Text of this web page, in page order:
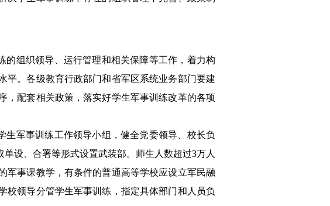
组织领导、运行管理和相关保障等工作，着力构
平。各级教育行政部门和省军区系统业务部门要建
，配套相关政策，落实好学生军事训练改革的各项
军事训练工作领导小组，健全党委领导、校长负
设、合署等形式设置武装部。师生人数超过3万人
军事课教学，有条件的普通高等学校应设立军民融
校领导分管学生军事训练，指定具体部门和人员负